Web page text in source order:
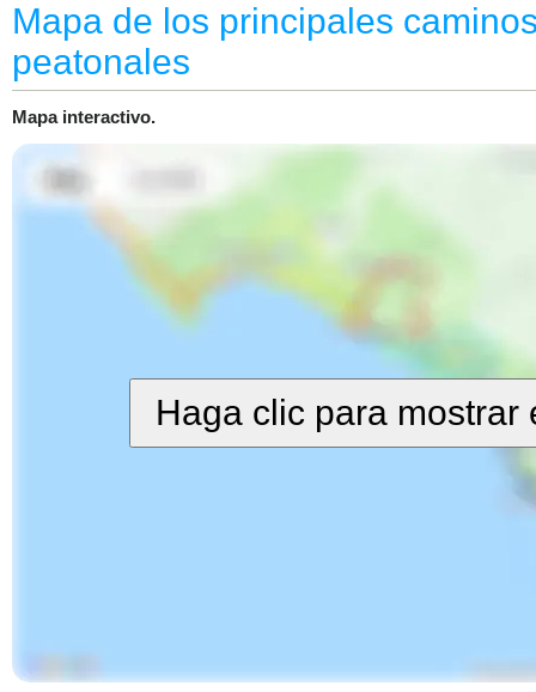
Mapa de los principales
peatonales
Mapa interactivo.
Haga clic para mostrar